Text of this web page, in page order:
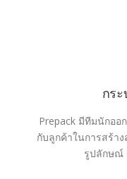
กร
Prepack มีทีมนักออ
กับลูกค้าในการสร้า
รูปลักษณ์